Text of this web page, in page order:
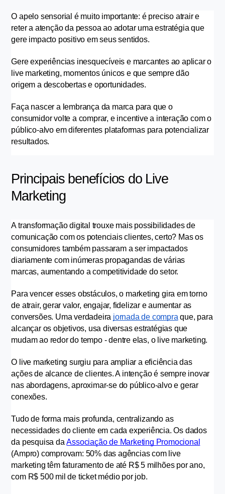
O apelo sensorial é muito importante: é preciso atrair e
reter a atenção da pessoa ao adotar uma estratégia que
gere impacto positivo em seus sentidos.
Gere experiências inesquecíveis e marcantes ao aplicar o
live marketing, momentos únicos e que sempre dão
origem a descobertas e oportunidades.
Faça nascer a lembrança da marca para que o
consumidor volte a comprar, e incentive a interação com o
público-alvo em diferentes plataformas para potencializar
resultados.
Principais benefícios do Live
Marketing
A transformação digital trouxe mais possibilidades de
comunicação com os potenciais clientes, certo? Mas os
consumidores também passaram a ser impactados
diariamente com inúmeras propagandas de várias
marcas, aumentando a competitividade do setor.
Para vencer esses obstáculos, o marketing gira em torno
de atrair, gerar valor, engajar, fidelizar e aumentar as
conversões. Uma verdadeira jornada de compra que, para
alcançar os objetivos, usa diversas estratégias que
mudam ao redor do tempo - dentre elas, o live marketing.
O live marketing surgiu para ampliar a eficiência das
ações de alcance de clientes. A intenção é sempre inovar
nas abordagens, aproximar-se do público-alvo e gerar
conexões.
Tudo de forma mais profunda, centralizando as
necessidades do cliente em cada experiência. Os dados
da pesquisa da Associação de Marketing Promocional
(Ampro) comprovam: 50% das agências com live
marketing têm faturamento de até R$ 5 milhões por ano,
com R$ 500 mil de ticket médio por job.